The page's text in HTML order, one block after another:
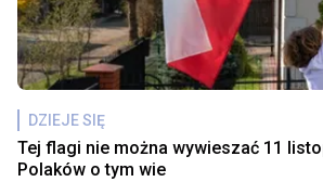
DZIEJE SIĘ
Tej flagi nie można wywieszać 11
Polaków o tym wie